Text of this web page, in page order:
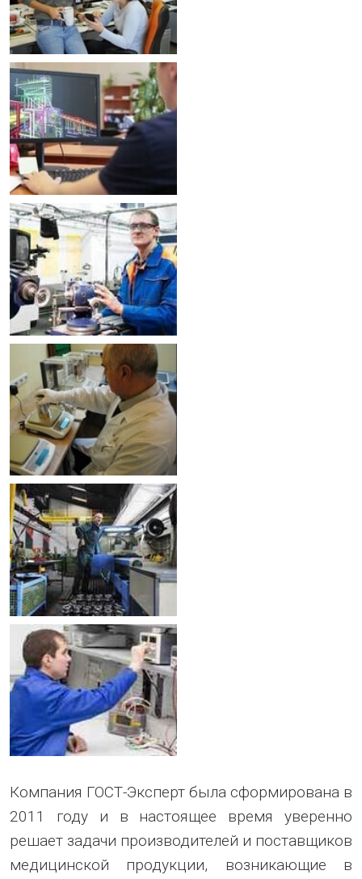
Компания ГОСТ-Эксперт была сформирована в
2011 году и в настоящее время уверенно
решает задачи производителей и поставщиков
медицинской продукции, возникающие в